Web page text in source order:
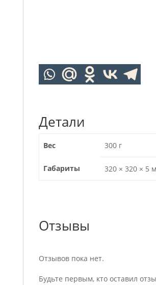
Детали
Вес 300 г
Габариты 320 × 320 × 5
Отзывы
Отзывов пока нет.
Будьте первым, кто оставил